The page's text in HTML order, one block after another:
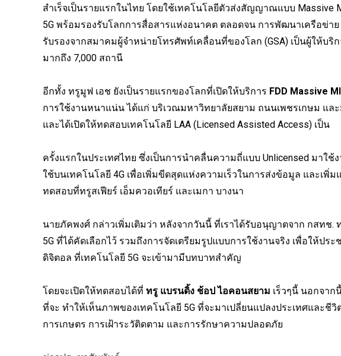
สำเร็จเป็นรายแรกในไทย โดยใช้เทคโนโลยีตัวส่งสัญญาณแบบ Massive
5G พร้อมรองรับโลกการสื่อสารแห่งอนาคต ตลอดจน การพัฒนาเครือข่าย
รับรองจากสมาคมผู้จำหน่ายโทรศัพท์เคลื่อนที่ของโลก (GSA) เป็นผู้ให้บ
มากถึง 7,000 สถานี
อีกทั้ง ทรูมูฟ เอช ยังเป็นรายแรกของโลกที่เปิดให้บริการ FDD Massive
การใช้งานหนาแน่น ได้แก่ บริเวณมหาวิทยาลัยสยาม ถนนเพชรเกษม แ
และได้เปิดให้ทดสอบเทคโนโลยี LAA (Licensed Assisted Access) เป็น
ครั้งแรกในประเทศไทย ซึ่งเป็นการนำคลื่นความถี่แบบ Unlicensed มาใช้
ใช้บนเทคโนโลยี 4G เพื่อเพิ่มขีดสุดแห่งความเร็วในการส่งข้อมูล และเพิ่
ทดสอบที่ทรูสเฟียร์ เอ็มควอเทียร์ และเมกา บางนา
นายภัคพงศ์ กล่าวเพิ่มเติมว่า หลังจากวันนี้ ที่เราได้รับอนุญาตจาก กสทช.
5G ที่ได้คัดเลือกไว้ รวมถึงการจัดเตรียมรูปแบบการใช้งานจริง เพื่อให้ป
ดิจิตอล ที่เทคโนโลยี 5G จะเข้ามามีบทบาทสำคัญ
โดยจะเปิดให้ทดสอบได้ที่ ทรู แบรนดิ้ง ช้อป ไอคอนสยาม เร็วๆนี้ นอกจาก
ที่จะ ทำให้เห็นภาพของเทคโนโลยี 5G ที่จะมาเปลี่ยนแปลงประเทศและชี
การเกษตร การเฝ้าระวัติดตาม และการรักษาความปลอดภัย